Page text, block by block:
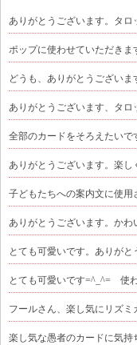
ありがとうございます。タロ
ポップに使わせていただきま
どうも、ありがとうございま
ありがとうございます、タロ
全部のカードをそろえたいで
ありがとうございます。楽し
子どもたちへの案内文に使用
ありがとうございます。かわ
とても可愛いです。ありがと
とても可愛いです=^_^= 使
フールさん、楽し気にリズ
楽し気な愚者のカードに気